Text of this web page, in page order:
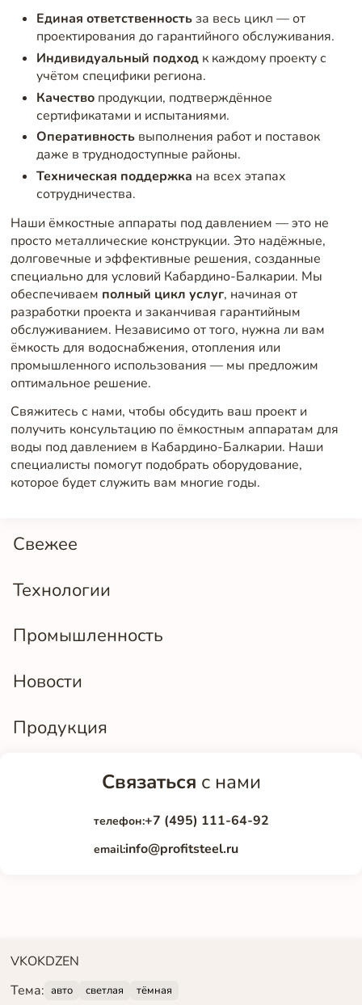
Свежее
Технологии
Промышленность
Новости
Продукция
Единая ответственностьза весь цикл — от
проектирования до гарантийного обслуживания.
Индивидуальный подходк каждому проекту с
учётом специфики региона.
Качествопродукции, подтверждённое
сертификатами и испытаниями.
Оперативностьвыполнения работ и поставок
даже в труднодоступные районы.
Техническая поддержка на всех этапах
сотрудничества.
Наши ёмкостные аппараты под давлением — это не
просто металлические конструкции. Это надёжные,
долговечные и эффективные решения, созданные
специально для условий Кабардино-Балкарии. Мы
обеспечиваем полный цикл услуг, начиная от
разработки проекта и заканчивая гарантийным
обслуживанием. Независимо от того, нужна ли вам
ёмкость для водоснабжения, отопления или
промышленного использования — мы предложим
оптимальное решение.
Свяжитесь с нами, чтобы обсудить ваш проект и
получить консультацию по ёмкостным аппаратам для
воды под давлением в Кабардино-Балкарии. Наши
специалисты помогут подобрать оборудование,
которое будет служить вам многие годы.
Связаться с нами
телефон:+7 (495) 111-64-92
email:info@profitsteel.ru
VKOKDZEN
Тема: авто светлая тёмная